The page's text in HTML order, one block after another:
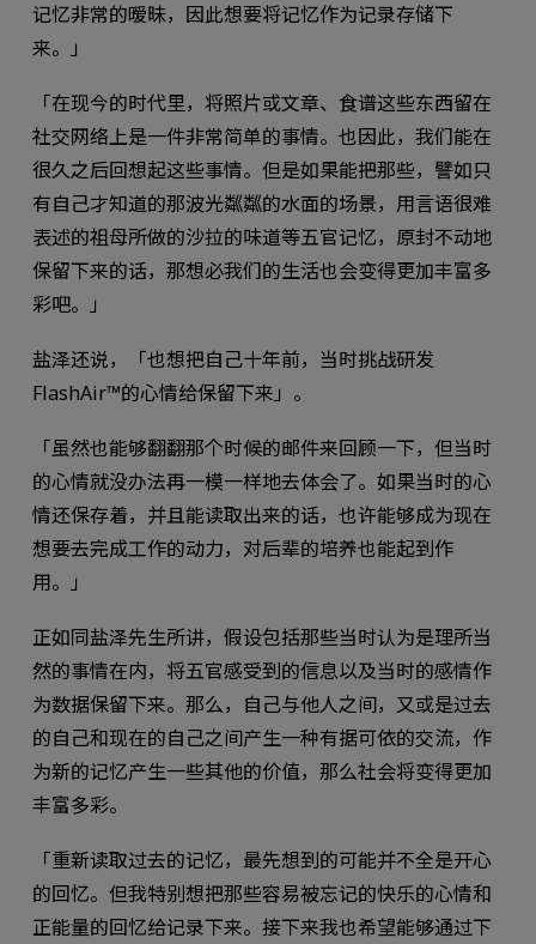
记忆非常的暧昧，因此想要将记忆作为记录存储下
来。」
「在现今的时代里，将照片或文章、食谱这些东西留在
社交网络上是一件非常简单的事情。也因此，我们能在
很久之后回想起这些事情。但是如果能把那些，譬如只
有自己才知道的那波光粼粼的水面的场景，用言语很难
表述的祖母所做的沙拉的味道等五官记忆，原封不动地
保留下来的话，那想必我们的生活也会变得更加丰富多
彩吧。」
盐泽还说，「也想把自己十年前，当时挑战研发
FlashAir™的心情给保留下来」。
「虽然也能够翻翻那个时候的邮件来回顾一下，但当时
的心情就没办法再一模一样地去体会了。如果当时的心
情还保存着，并且能读取出来的话，也许能够成为现在
想要去完成工作的动力，对后辈的培养也能起到作
用。」
正如同盐泽先生所讲，假设包括那些当时认为是理所当
然的事情在内，将五官感受到的信息以及当时的感情作
为数据保留下来。那么，自己与他人之间，又或是过去
的自己和现在的自己之间产生一种有据可依的交流，作
为新的记忆产生一些其他的价值，那么社会将变得更加
丰富多彩。
「重新读取过去的记忆，最先想到的可能并不全是开心
的回忆。但我特别想把那些容易被忘记的快乐的心情和
正能量的回忆给记录下来。接下来我也希望能够通过下